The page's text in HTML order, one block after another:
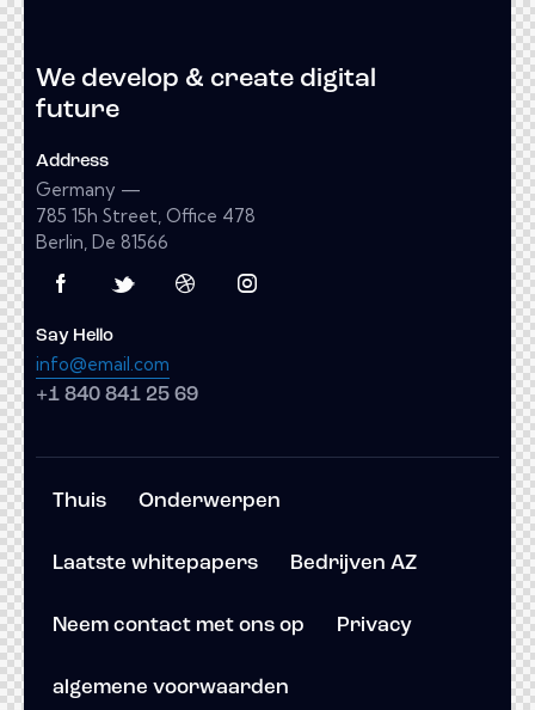
We develop & create digital
future
Address
Germany —
785 15h Street, Office 478
Berlin, De 81566
Say Hello
info@email.com
+1 840 841 25 69
Thuis Onderwerpen
Laatste whitepapers Bedrijven AZ
Neem contact met ons op Privacy
algemene voorwaarden